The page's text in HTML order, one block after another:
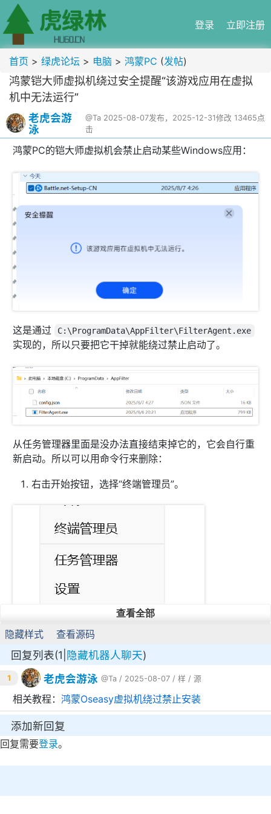
登录 立即注册
首页 > 绿虎论坛 > 电脑 > 鸿蒙PC (发帖)
鸿蒙铠大师虚拟机绕过安全提醒“该游戏应用在虚拟
机中无法运行”
老虎会游
泳
@Ta 2025-08-07发布，2025-12-31修改 13465点
击
鸿蒙PC的铠大师虚拟机会禁止启动某些Windows应用：
这是通过 C:\ProgramData\AppFilter\FilterAgent.exe
实现的，所以只要把它干掉就能绕过禁止启动了。
从任务管理器里面是没办法直接结束掉它的，它会自行重
新启动。所以可以用命令行来删除：
右击开始按钮，选择“终端管理员”。
查看全部
隐藏样式 查看源码
回复列表(1| 隐藏机器人聊天)
1 老虎会游泳 @Ta / 2025-08-07 / 样 / 源
相关教程： 鸿蒙Oseasy虚拟机绕过禁止安装
添加新回复
回复需要登录。